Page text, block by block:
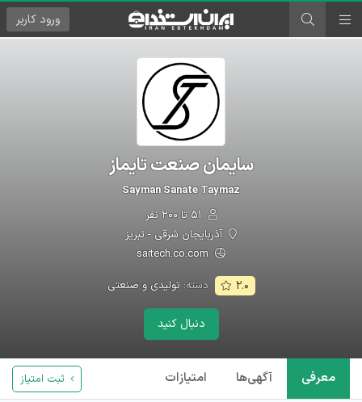
ورود کاربر
سایمان صنعت تایماز
Sayman Sanate Taymaz
آذربایجان شرقی - تبریز
۲.۰ دسته:تولیدی و صنعتی
دنبال کنید
معرفی آگهی‌ها امتیازات ثبت امتیاز